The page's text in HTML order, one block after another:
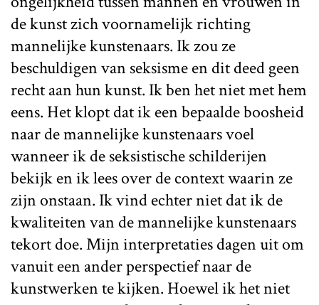
de kunst zich voornamelijk richting
mannelijke kunstenaars. Ik zou ze
beschuldigen van seksisme en dit deed geen
recht aan hun kunst. Ik ben het niet met hem
eens. Het klopt dat ik een bepaalde boosheid
naar de mannelijke kunstenaars voel
wanneer ik de seksistische schilderijen
bekijk en ik lees over de context waarin ze
zijn onstaan. Ik vind echter niet dat ik de
kwaliteiten van de mannelijke kunstenaars
tekort doe. Mijn interpretaties dagen uit om
vanuit een ander perspectief naar de
kunstwerken te kijken. Hoewel ik het niet